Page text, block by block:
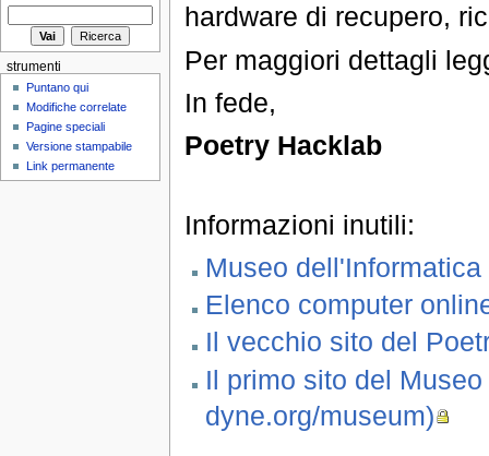
hardware di recupero,
Per maggiori dettagli
In fede,
Poetry Hacklab
Informazioni inutili:
Museo
Elenco computer
Il vecchio sito del
Il primo sito del
dyne.org/museum)
strumenti
Puntano qui
Modifiche correlate
Pagine speciali
Versione stampabile
Link permanente